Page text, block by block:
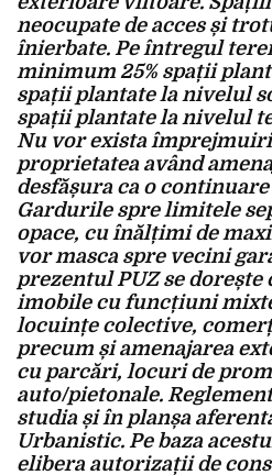
neocupate de acces și
înierbate. Pe întregul
minimum 25% spații
spații plantate la nivelul
spații plantate la nivelul
Nu vor exista
proprietatea având
desfășura ca o
Gardurile spre limitele
opace, cu înălțimi de
vor masca spre vecini
prezentul PUZ se
imobile cu funcțiuni
locuințe colective,
precum și amenajarea
cu parcări, locuri de
auto/pietonale.
studia și în planșa
Urbanistic. Pe baza
elibera autorizații de